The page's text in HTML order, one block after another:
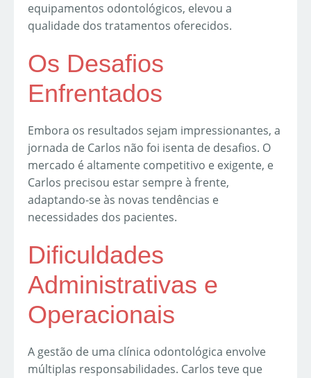
equipamentos odontológicos, elevou a
qualidade dos tratamentos oferecidos.
Os Desafios
Enfrentados
Embora os resultados sejam impressionantes, a
jornada de Carlos não foi isenta de desafios. O
mercado é altamente competitivo e exigente, e
Carlos precisou estar sempre à frente,
adaptando-se às novas tendências e
necessidades dos pacientes.
Dificuldades
Administrativas e
Operacionais
A gestão de uma clínica odontológica envolve
múltiplas responsabilidades. Carlos teve que